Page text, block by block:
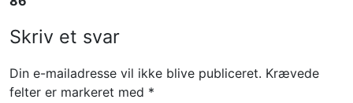
Skriv et svar
Din e-mailadresse vil ikke blive publiceret. Krævede
felter er markeret med *